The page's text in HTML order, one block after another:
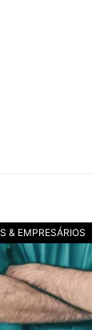
& EMPRESÁRIOS